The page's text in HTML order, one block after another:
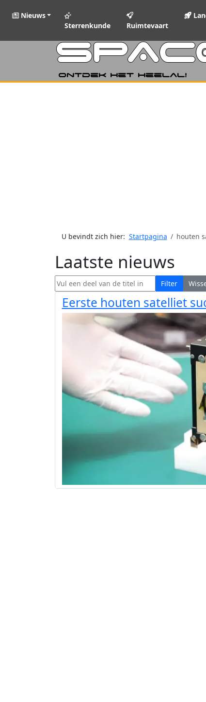
Nieuws
Sterrenkunde
Ruimtevaart
Ontdek het heelal!
U bevindt zich hier: Startpagina houten
Laatste nieuws
Vul een deel van de titel in Filter
Eerste houten satelliet